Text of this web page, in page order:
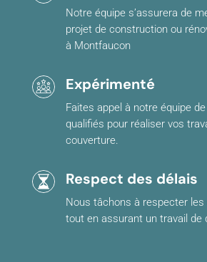
Notre équipe s’assurera de
projet de construction ou
à Montfaucon
Expérimenté
Faites appel à notre équipe
qualifiés pour réaliser vos
couverture.
Respect des délais
Nous tâchons à respecter les
tout en assurant un travail de